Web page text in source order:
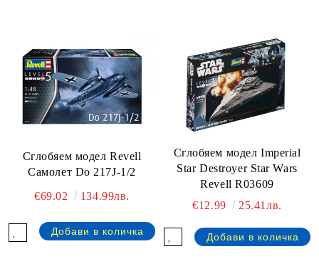
Сглобяем модел Revell
Самолет Do 217J-1/2
€69.02 134.99лв.
Сглобяем модел Imperial
Star Destroyer Star Wars
Revell R03609
€12.99
25.41лв.